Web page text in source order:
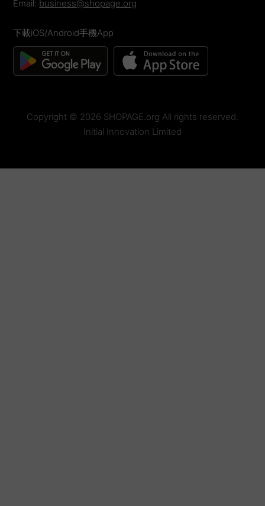
Email: business@shopage.org
下載iOS/Android手機App
Copyright © 2026 SHOPAGE.org All rights reserved.
Initial Innovation Limited